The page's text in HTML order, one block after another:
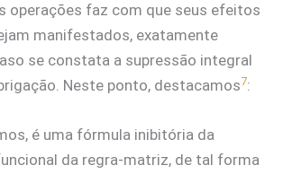
operações faz com que seus efeitos
manifestados, exatamente
se constata a supressão integral
Neste ponto, destacamos7:
é uma fórmula inibitória da
da regra-matriz, de tal forma